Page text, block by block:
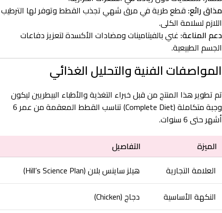
مذاق رائع: قطع طرية في مرق شهي تجذب القطط وتوفر لها الترطيب
اللازم لسلامة الكلى.
دعم المناعة: غني بالفيتامينات ومضادات الأكسدة لتعزيز دفاعات
الجسم الطبيعية.
المواصفات الفنية والتحليل الغذائي
تم تطوير هذا المنتج من قبل خبراء التغذية والأطباء البيطريين ليكون
وجبة متكاملة (Complete Diet) تناسب القطط المعقمة من عمر 6
أشهر حتى 6 سنوات.
الميزة
التفاصيل
العلامة التجارية
هيلز ساينس بلان (Hill’s Science Plan)
النكهة الأساسية
دجاج (Chicken)